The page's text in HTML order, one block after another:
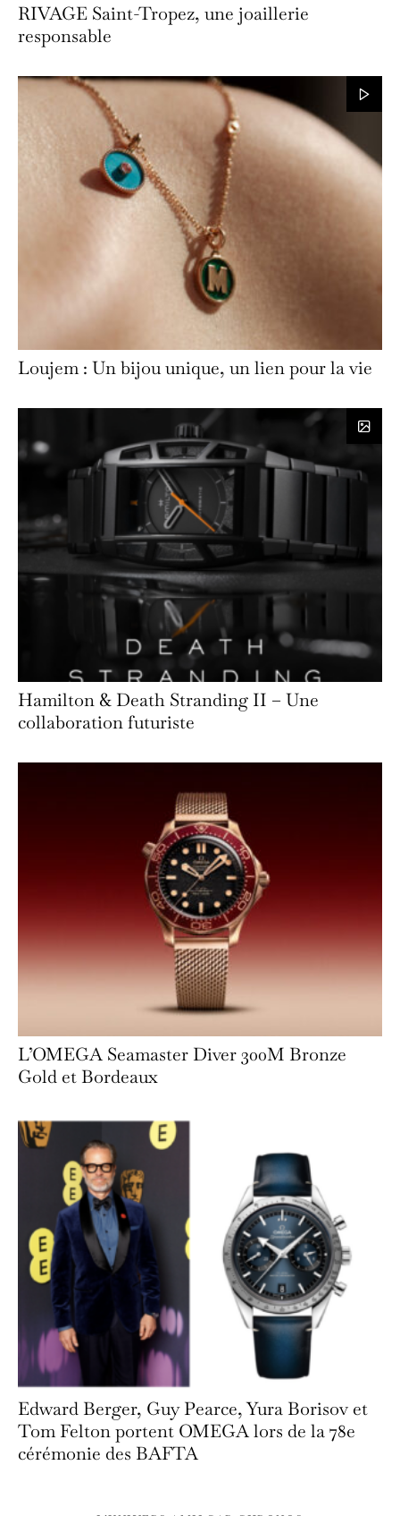
RIVAGE Saint-Tropez, une joaillerie
responsable
Loujem : Un bijou unique, un lien pour la vie
Hamilton & Death Stranding II – Une
collaboration futuriste
L’OMEGA Seamaster Diver 300M Bronze
Gold et Bordeaux
Edward Berger, Guy Pearce, Yura Borisov et
Tom Felton portent OMEGA lors de la 78e
cérémonie des BAFTA